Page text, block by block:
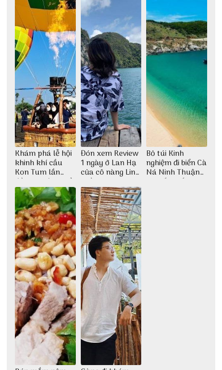
Khám phá lễ hội
khinh khí cầu
Kon Tum lần
đầu tiên được tổ
chức
Đón xem Review
1 ngày ở Lan Hạ
của cô nàng Linh
Trần
Bỏ túi Kinh
nghiệm đi biển Cà
Ná Ninh Thuận
chi tiết nhất